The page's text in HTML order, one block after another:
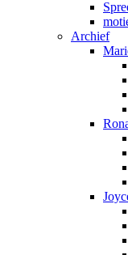
Archief